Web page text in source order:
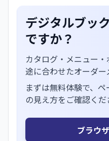
デジタルブッ
ですか？
カタログ・メニュー
途に合わせたオーダー
まずは無料体験で、
の見え方をご確認くだ
ブラウ